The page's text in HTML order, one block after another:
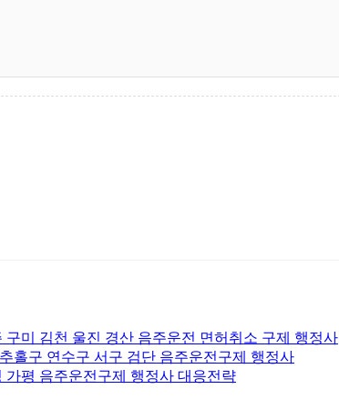
미 김천 울진 경산 음주운전 면허취소 구제 행정사
홀구 연수구 서구 검단 음주운전구제 행정사
평 음주운전구제 행정사 대응전략